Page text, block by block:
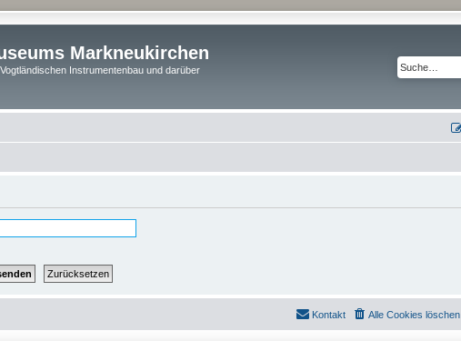
Markneukirchen
Instrumentenbau und darüber
Alle Cookies löschen
Kontakt